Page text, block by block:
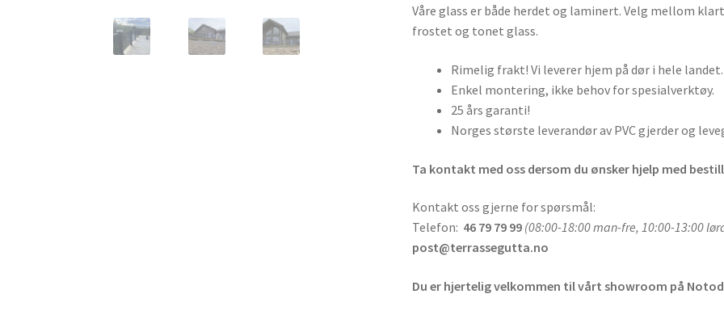
Våre glass er både herdet og laminert. Velg mellom
frostet og tonet glass.
Rimelig frakt! Vi leverer hjem på dør i hele landet.
Enkel montering, ikke behov for spesialverktøy.
25 års garanti!
Norges største leverandør av PVC gjerder og
Ta kontakt med oss dersom du ønsker hjelp med
Kontakt oss gjerne for spørsmål:
Telefon: 46 79 79 99 (08:00-18:00 man-fre, 10:00-13:00
post@terrassegutta.no
Du er hjertelig velkommen til vårt showroom på